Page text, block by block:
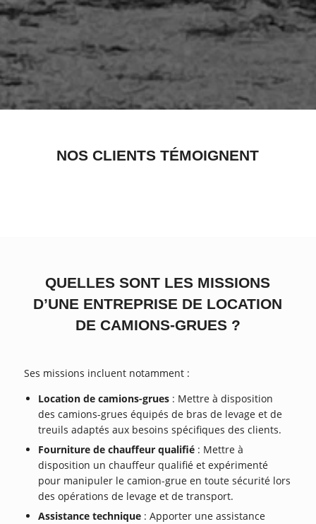
NOS CLIENTS TÉMOIGNENT
QUELLES SONT LES MISSIONS
D’UNE ENTREPRISE DE LOCATION
DE CAMIONS-GRUES ?
Ses missions incluent notamment :
Location de camions-grues : Mettre à disposition
des camions-grues équipés de bras de levage et de
treuils adaptés aux besoins spécifiques des clients.
Fourniture de chauffeur qualifié : Mettre à
disposition un chauffeur qualifié et expérimenté
pour manipuler le camion-grue en toute sécurité lors
des opérations de levage et de transport.
Assistance technique : Apporter une assistance